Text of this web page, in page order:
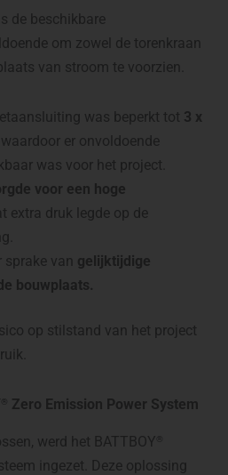
de beschikbare
om zowel de torenkraan
van stroom te voorzien.
was beperkt tot 3 x
waardoor er onvoldoende
was voor het project.
voor een hoge
extra druk legde op de
sprake van gelijktijdige
bouwplaats.
op stilstand van het project
® Zero Emission Power System
werd het BATTBOY ®
ingezet. Deze oplossing